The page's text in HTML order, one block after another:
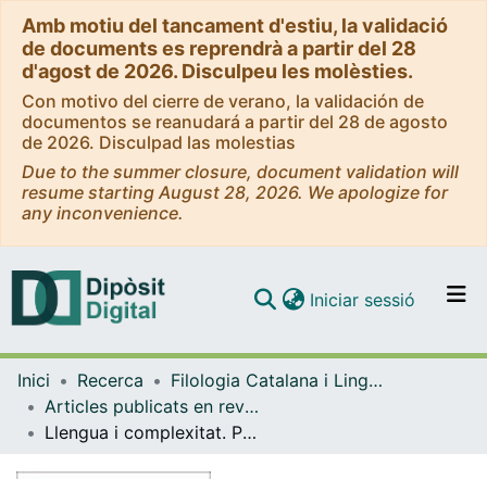
Amb motiu del tancament d'estiu, la validació
de documents es reprendrà a partir del 28
d'agost de 2026. Disculpeu les molèsties.
Con motivo del cierre de verano, la validación de
documentos se reanudará a partir del 28 de agosto
de 2026. Disculpad las molestias
Due to the summer closure, document validation will
resume starting August 28, 2026. We apologize for
any inconvenience.
Navega per tot el DD
Com publicar
Iniciar sessió (current)
Inici Recerca
Filologia Catalana i Lingüística General
Articles publicats en revistes (Filologia Catalana i Lingüística General)
Llengua i complexitat. Presentació